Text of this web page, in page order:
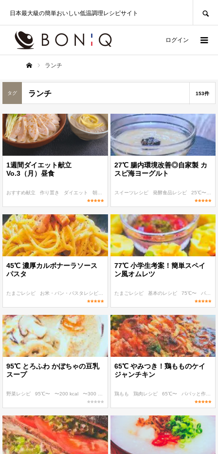
日本最大級の簡単おいしい低温調理レシピサイト
ログイン
ランチ
タグ ランチ 153件
1週間ダイエット献立
Vo.3（月）昼食
おすすめ献立 作り置き ダイエット 朝食・ランチ 和食
27℃ 腸内環境改善◎自家製 カ
スピ海ヨーグルト
スイーツレシピ 発酵食品レシピ 25℃〜
45℃ 濃厚カルボナーラソース
パスタ
たまごレシピ お米・パン・パスタレシピ 基本のレシピ 45℃〜 パパッと作れる
77℃ 小学生考案！簡単スペイ
ン風オムレツ
たまごレシピ 基本のレシピ 75℃〜 パパッと作れる
95℃ とろふわ かぼちゃの豆乳
スープ
野菜レシピ 95℃〜 〜200 kcal 〜300 kcal 〜400 kcal
65℃ やみつき！鶏もものケイ
ジャンチキン
鶏もも 鶏肉レシピ 65℃〜 パパッと作れる